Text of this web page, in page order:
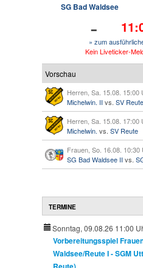
SG Bad Waldsee
-
» zum
Kein Liveticker-
Vorschau
Herren, Sa. 15.08. 15:00
Michelwin. IIvs. SV
Herren, Sa. 15.08. 17:00
Michelwin. vs. SV Reute
Frauen, So. 16.08. 10:30
SG Bad Waldsee IIvs.
TERMINE
Sonntag, 09.08.26 11:00
Vorbereitungsspiel
Waldsee/Reute I - SGM